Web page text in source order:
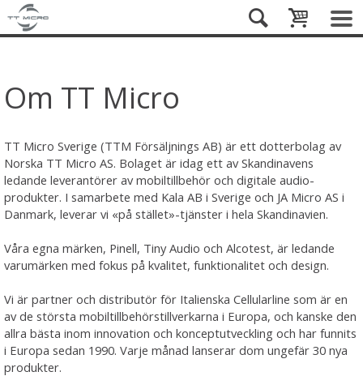
Om TT Micro
TT Micro Sverige (TTM Försäljnings AB) är ett dotterbolag av
Norska TT Micro AS. Bolaget är idag ett av Skandinavens
ledande leverantörer av mobiltillbehör och digitale audio-
produkter. I samarbete med Kala AB i Sverige och JA Micro AS i
Danmark, leverar vi «på stället»-tjänster i hela Skandinavien.
Våra egna märken, Pinell, Tiny Audio och Alcotest, är ledande
varumärken med fokus på kvalitet, funktionalitet och design.
Vi är partner och distributör för Italienska Cellularline som är en
av de största mobiltillbehörstillverkarna i Europa, och kanske den
allra bästa inom innovation och konceptutveckling och har funnits
i Europa sedan 1990. Varje månad lanserar dom ungefär 30 nya
produkter.